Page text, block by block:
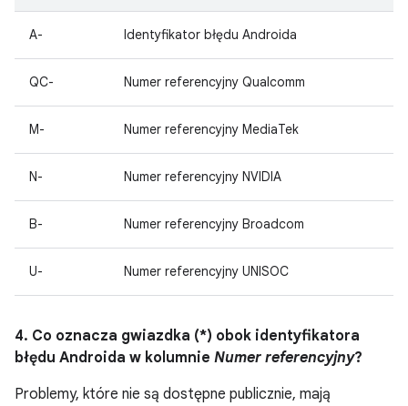
A- Identyfikator błędu Androida
QC- Numer referencyjny Qualcomm
M- Numer referencyjny MediaTek
N- Numer referencyjny NVIDIA
B- Numer referencyjny Broadcom
U- Numer referencyjny UNISOC
4. Co oznacza gwiazdka (*) obok identyfikatora
błędu Androida w kolumnie Numer referencyjny?
Problemy, które nie są dostępne publicznie, mają